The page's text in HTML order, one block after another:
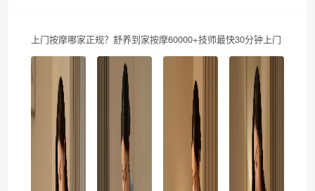
上门按摩哪家正规？舒养到家按摩60000+技师最快30分钟上门